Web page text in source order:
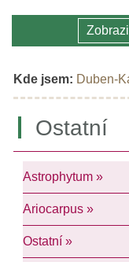
Kde jsem: Duben-
Ostatní
Astrophytum »
Ariocarpus »
Ostatní »